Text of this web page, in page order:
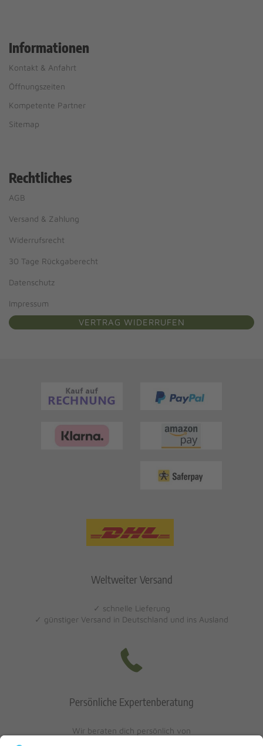
Informationen
Kontakt & Anfahrt
Öffnungszeiten
Kompetente Partner
Sitemap
Rechtliches
AGB
Versand & Zahlung
Widerrufsrecht
30 Tage Rückgaberecht
Datenschutz
Impressum
VERTRAG WIDERRUFEN
Weltweiter Versand
✓ schnelle Lieferung
✓ günstiger Versand in Deutschland und ins Ausland
Persönliche Expertenberatung
Wir beraten dich persönlich von